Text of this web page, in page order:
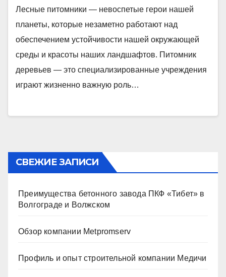
Лесные питомники — невоспетые герои нашей
планеты, которые незаметно работают над
обеспечением устойчивости нашей окружающей
среды и красоты наших ландшафтов. Питомник
деревьев — это специализированные учреждения
играют жизненно важную роль…
СВЕЖИЕ ЗАПИСИ
Преимущества бетонного завода ПКФ «Тибет» в
Волгограде и Волжском
Обзор компании Metpromserv
Профиль и опыт строительной компании Медичи